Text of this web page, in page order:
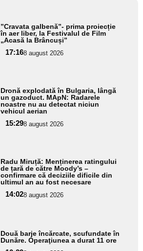
”Cravata galbenă”- prima proiecție
în aer liber, la Festivalul de Film
„Acasă la Brâncuși”
17:168 august 2026
Dronă explodată în Bulgaria, lângă
un gazoduct. MApN: Radarele
noastre nu au detectat niciun
vehicul aerian
15:298 august 2026
Radu Miruță: Menținerea ratingului
de țară de către Moody’s –
confirmare că deciziile dificile din
ultimul an au fost necesare
14:028 august 2026
Două barje încărcate, scufundate în
Dunăre. Operaţiunea a durat 11 ore